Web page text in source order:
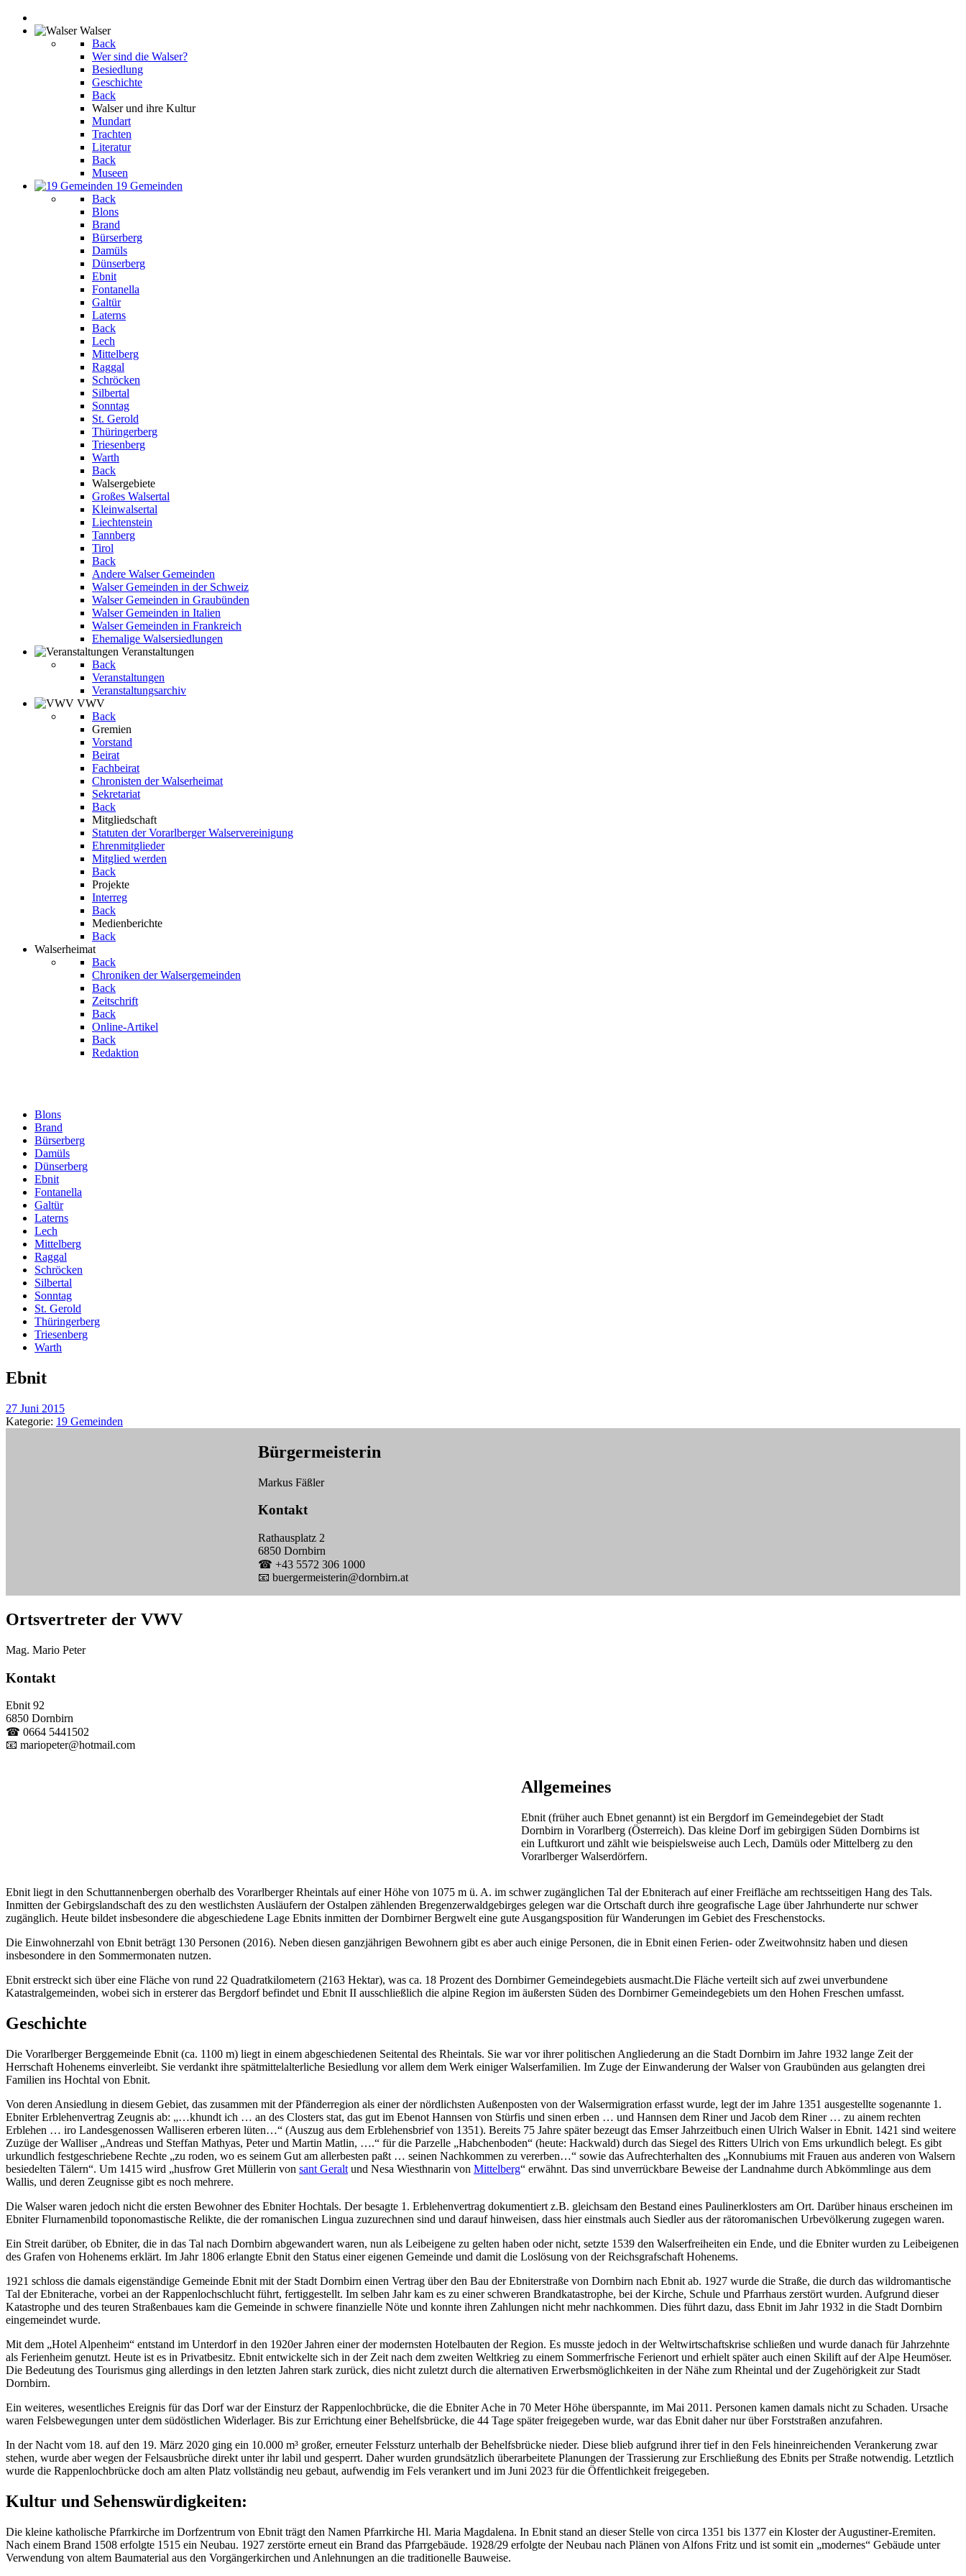
Walser
Back
Wer sind die Walser?
Besiedlung
Geschichte
Back
Walser und ihre Kultur
Mundart
Trachten
Literatur
Back
Museen
19 Gemeinden
Back
Blons
Brand
Bürserberg
Damüls
Dünserberg
Ebnit
Fontanella
Galtür
Laterns
Back
Lech
Mittelberg
Raggal
Schröcken
Silbertal
Sonntag
St. Gerold
Thüringerberg
Triesenberg
Warth
Back
Walsergebiete
Großes Walsertal
Kleinwalsertal
Liechtenstein
Tannberg
Tirol
Back
Andere Walser Gemeinden
Walser Gemeinden in der Schweiz
Walser Gemeinden in Graubünden
Walser Gemeinden in Italien
Walser Gemeinden in Frankreich
Ehemalige Walsersiedlungen
Veranstaltungen
Back
Veranstaltungen
Veranstaltungsarchiv
VWV
Back
Gremien
Vorstand
Beirat
Fachbeirat
Chronisten der Walserheimat
Sekretariat
Back
Mitgliedschaft
Statuten der Vorarlberger Walservereinigung
Ehrenmitglieder
Mitglied werden
Back
Projekte
Interreg
Back
Medienberichte
Back
Walserheimat
Back
Chroniken der Walsergemeinden
Back
Zeitschrift
Back
Online-Artikel
Back
Redaktion
Blons
Brand
Bürserberg
Damüls
Dünserberg
Ebnit
Fontanella
Galtür
Laterns
Lech
Mittelberg
Raggal
Schröcken
Silbertal
Sonntag
St. Gerold
Thüringerberg
Triesenberg
Warth
Ebnit
27 Juni 2015
Kategorie: 19 Gemeinden
Bürgermeisterin
Markus Fäßler
Kontakt
Rathausplatz 2
6850 Dornbirn
☎ +43 5572 306 1000
📧 buergermeisterin@dornbirn.at
Ortsvertreter der VWV
Mag. Mario Peter
Kontakt
Ebnit 92
6850 Dornbirn
☎ 0664 5441502
📧 mariopeter@hotmail.com
Allgemeines
Ebnit (früher auch Ebnet genannt) ist ein Bergdorf im Gemeindegebiet der Stadt
Dornbirn in Vorarlberg (Österreich). Das kleine Dorf im gebirgigen Süden Dornbirns ist
ein Luftkurort und zählt wie beispielsweise auch Lech, Damüls oder Mittelberg zu den
Vorarlberger Walserdörfern.
Ebnit liegt in den Schuttannenbergen oberhalb des Vorarlberger Rheintals auf einer Höhe von 1075 m ü. A. im schwer zugänglichen Tal der Ebniterach auf einer Freifläche am rechtsseitigen Hang des Tals.
Inmitten der Gebirgslandschaft des zu den westlichsten Ausläufern der Ostalpen zählenden Bregenzerwaldgebirges gelegen war die Ortschaft durch ihre geografische Lage über Jahrhunderte nur schwer
zugänglich. Heute bildet insbesondere die abgeschiedene Lage Ebnits inmitten der Dornbirner Bergwelt eine gute Ausgangsposition für Wanderungen im Gebiet des Freschenstocks.
Die Einwohnerzahl von Ebnit beträgt 130 Personen (2016). Neben diesen ganzjährigen Bewohnern gibt es aber auch einige Personen, die in Ebnit einen Ferien- oder Zweitwohnsitz haben und diesen
insbesondere in den Sommermonaten nutzen.
Ebnit erstreckt sich über eine Fläche von rund 22 Quadratkilometern (2163 Hektar), was ca. 18 Prozent des Dornbirner Gemeindegebiets ausmacht.Die Fläche verteilt sich auf zwei unverbundene
Katastralgemeinden, wobei sich in ersterer das Bergdorf befindet und Ebnit II ausschließlich die alpine Region im äußersten Süden des Dornbirner Gemeindegebiets um den Hohen Freschen umfasst.
Geschichte
Die Vorarlberger Berggemeinde Ebnit (ca. 1100 m) liegt in einem abgeschiedenen Seitental des Rheintals. Sie war vor ihrer politischen Angliederung an die Stadt Dornbirn im Jahre 1932 lange Zeit der
Herrschaft Hohenems einverleibt. Sie verdankt ihre spätmittelalterliche Besiedlung vor allem dem Werk einiger Walserfamilien. Im Zuge der Einwanderung der Walser von Graubünden aus gelangten drei
Familien ins Hochtal von Ebnit.
Von deren Ansiedlung in diesem Gebiet, das zusammen mit der Pfänderregion als einer der nördlichsten Außenposten von der Walsermigration erfasst wurde, legt der im Jahre 1351 ausgestellte sogenannte 1.
Ebniter Erblehenvertrag Zeugnis ab: „…khundt ich … an des Closters stat, das gut im Ebenot Hannsen von Stürfis und sinen erben … und Hannsen dem Riner und Jacob dem Riner … zu ainem rechten
Erblehen … iro Landesgenossen Walliseren erberen lüten…“ (Auszug aus dem Erblehensbrief von 1351). Bereits 75 Jahre später bezeugt das Emser Jahrzeitbuch einen Ulrich Walser in Ebnit. 1421 sind weitere
Zuzüge der Walliser „Andreas und Steffan Mathyas, Peter und Martin Matlin, ….“ für die Parzelle „Habchenboden“ (heute: Hackwald) durch das Siegel des Ritters Ulrich von Ems urkundlich belegt. Es gibt
urkundlich festgeschriebene Rechte „zu roden, wo es seinem Gut am allerbesten paßt … seinen Nachkommen zu vererben…“ sowie das Aufrechterhalten des „Konnubiums mit Frauen aus anderen von Walsern
besiedelten Tälern“. Um 1415 wird „husfrow Gret Müllerin von sant Geralt und Nesa Wiesthnarin von Mittelberg“ erwähnt. Das sind unverrückbare Beweise der Landnahme durch Abkömmlinge aus dem
Wallis, und deren Zeugnisse gibt es noch mehrere.
Die Walser waren jedoch nicht die ersten Bewohner des Ebniter Hochtals. Der besagte 1. Erblehenvertrag dokumentiert z.B. gleichsam den Bestand eines Paulinerklosters am Ort. Darüber hinaus erscheinen im
Ebniter Flurnamenbild toponomastische Relikte, die der romanischen Lingua zuzurechnen sind und darauf hinweisen, dass hier einstmals auch Siedler aus der rätoromanischen Urbevölkerung zugegen waren.
Ein Streit darüber, ob Ebniter, die in das Tal nach Dornbirn abgewandert waren, nun als Leibeigene zu gelten haben oder nicht, setzte 1539 den Walserfreiheiten ein Ende, und die Ebniter wurden zu Leibeigenen
des Grafen von Hohenems erklärt. Im Jahr 1806 erlangte Ebnit den Status einer eigenen Gemeinde und damit die Loslösung von der Reichsgrafschaft Hohenems.
1921 schloss die damals eigenständige Gemeinde Ebnit mit der Stadt Dornbirn einen Vertrag über den Bau der Ebniterstraße von Dornbirn nach Ebnit ab. 1927 wurde die Straße, die durch das wildromantische
Tal der Ebniterache, vorbei an der Rappenlochschlucht führt, fertiggestellt. Im selben Jahr kam es zu einer schweren Brandkatastrophe, bei der Kirche, Schule und Pfarrhaus zerstört wurden. Aufgrund dieser
Katastrophe und des teuren Straßenbaues kam die Gemeinde in schwere finanzielle Nöte und konnte ihren Zahlungen nicht mehr nachkommen. Dies führt dazu, dass Ebnit im Jahr 1932 in die Stadt Dornbirn
eingemeindet wurde.
Mit dem „Hotel Alpenheim“ entstand im Unterdorf in den 1920er Jahren einer der modernsten Hotelbauten der Region. Es musste jedoch in der Weltwirtschaftskrise schließen und wurde danach für Jahrzehnte
als Ferienheim genutzt. Heute ist es in Privatbesitz. Ebnit entwickelte sich in der Zeit nach dem zweiten Weltkrieg zu einem Sommerfrische Ferienort und erhielt später auch einen Skilift auf der Alpe Heumöser.
Die Bedeutung des Tourismus ging allerdings in den letzten Jahren stark zurück, dies nicht zuletzt durch die alternativen Erwerbsmöglichkeiten in der Nähe zum Rheintal und der Zugehörigkeit zur Stadt
Dornbirn.
Ein weiteres, wesentliches Ereignis für das Dorf war der Einsturz der Rappenlochbrücke, die die Ebniter Ache in 70 Meter Höhe überspannte, im Mai 2011. Personen kamen damals nicht zu Schaden. Ursache
waren Felsbewegungen unter dem südöstlichen Widerlager. Bis zur Errichtung einer Behelfsbrücke, die 44 Tage später freigegeben wurde, war das Ebnit daher nur über Forststraßen anzufahren.
In der Nacht vom 18. auf den 19. März 2020 ging ein 10.000 m³ großer, erneuter Felssturz unterhalb der Behelfsbrücke nieder. Diese blieb aufgrund ihrer tief in den Fels hineinreichenden Verankerung zwar
stehen, wurde aber wegen der Felsausbrüche direkt unter ihr labil und gesperrt. Daher wurden grundsätzlich überarbeitete Planungen der Trassierung zur Erschließung des Ebnits per Straße notwendig. Letztlich
wurde die Rappenlochbrücke doch am alten Platz vollständig neu gebaut, aufwendig im Fels verankert und im Juni 2023 für die Öffentlichkeit freigegeben.
Kultur und Sehenswürdigkeiten:
Die kleine katholische Pfarrkirche im Dorfzentrum von Ebnit trägt den Namen Pfarrkirche Hl. Maria Magdalena. In Ebnit stand an dieser Stelle von circa 1351 bis 1377 ein Kloster der Augustiner-Eremiten.
Nach einem Brand 1508 erfolgte 1515 ein Neubau. 1927 zerstörte erneut ein Brand das Pfarrgebäude. 1928/29 erfolgte der Neubau nach Plänen von Alfons Fritz und ist somit ein „modernes“ Gebäude unter
Verwendung von altem Baumaterial aus den Vorgängerkirchen und Anlehnungen an die traditionelle Bauweise.